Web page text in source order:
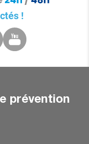
!
prévention